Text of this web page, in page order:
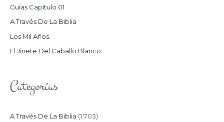
:
Guías Capítulo 01
A Través De La Biblia
Los Mil Años.
El Jinete Del Caballo Blanco.
Categorías
A Través De La Biblia (1.703)